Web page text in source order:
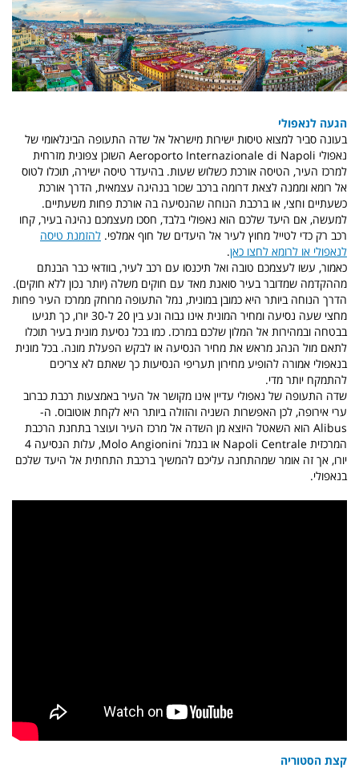
הגעה לנאפולי
בעונה סביר למצוא טיסות ישירות מישראל אל שדה התעופה הבינלאומי של
נאפולי Aeroporto Internazionale di Napoli השוכן צפונית מזרחית
למרכז העיר, הטיסה אורכת כשלוש שעות. בהיעדר טיסה ישירה, תוכלו לטוס
אל רומא וממנה לצאת דרומה ברכב שכור בנהיגה עצמאית, הדרך אורכת
כשעתיים וחצי, או ברכבת הנוחה שהנסיעה בה אורכת פחות משעתיים.
למעשה, אם היעד שלכם הוא נאפולי בלבד, חסכו מעצמכם נהיגה בעיר, קחו
רכב רק כדי לטייל מחוץ לעיר אל היעדים של חוף אמלפי. להזמנת טיסה
לנאפולי או לרומא לחצו כאן.
כאמור, עשו לעצמכם טובה ואל תיכנסו עם רכב לעיר, בוודאי כבר הבנתם
מההקדמה שמדובר בעיר סואנת מאד עם חוקים משלה (יותר נכון ללא חוקים).
הדרך הנוחה ביותר היא כמובן במונית, נמל התעופה מרוחק ממרכז העיר פחות
מחצי שעה נסיעה ומחיר המונית אינו גבוה ונע בין 20 ל-30 יורו, כך תגיעו
בבטחה ובמהירות אל המלון שלכם במרכז. כמו בכל נסיעת מונית בעיר תוכלו
לתאם מול הנהג מראש את מחיר הנסיעה או לבקש הפעלת מונה. בכל מונית
בנאפולי אמורה להופיע מחירון תעריפי הנסיעות כך שאתם לא צריכים
להתמקח יותר מדי.
שדה התעופה של נאפולי עדיין אינו מקושר אל העיר באמצעות רכבת כברוב
ערי אירופה, לכן האפשרות השניה והזולה ביותר היא לקחת אוטובוס. ה-
Alibus הוא השאטל היוצא מן השדה אל מרכז העיר ועוצר בתחנת הרכבת
המרכזית Napoli Centrale או בנמל Molo Angionini, עלות הנסיעה 4
יורו, אך זה אומר שמהתחנה עליכם להמשיך ברכבת התחתית אל היעד שלכם
בנאפולי.
קצת הסטוריה